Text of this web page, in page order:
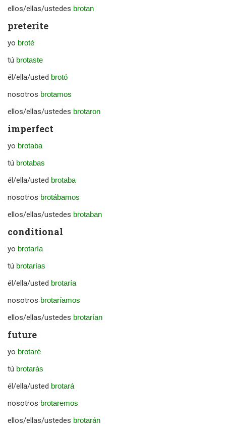
ellos/ellas/ustedes brotan
preterite
yo broté
tú brotaste
él/ella/usted brotó
nosotros brotamos
ellos/ellas/ustedes brotaron
imperfect
yo brotaba
tú brotabas
él/ella/usted brotaba
nosotros brotábamos
ellos/ellas/ustedes brotaban
conditional
yo brotaría
tú brotarías
él/ella/usted brotaría
nosotros brotaríamos
ellos/ellas/ustedes brotarían
future
yo brotaré
tú brotarás
él/ella/usted brotará
nosotros brotaremos
ellos/ellas/ustedes brotarán